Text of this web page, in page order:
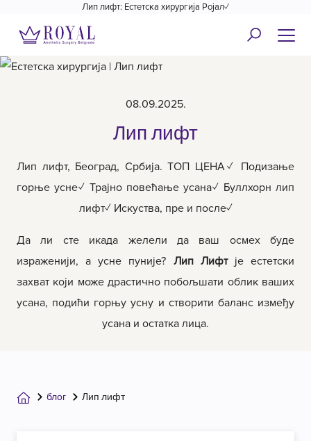
Лип лифт: Естетска хирургија Ројал✓
08.09.2025.
Лип лифт
Лип лифт, Београд, Србија. ТОП ЦЕНА✓ Подизање
горње усне✓ Трајно повећање усана✓ Буллхорн лип
лифт✓ Искуства, пре и после✓
Да ли сте икада желели да ваш осмех буде
израженији, а усне пуније? Лип Лифтје естетски
захват који може драстично побољшати облик ваших
усана, подићи горњу усну и створити баланс између
усана и остатка лица.
блог Лип лифт